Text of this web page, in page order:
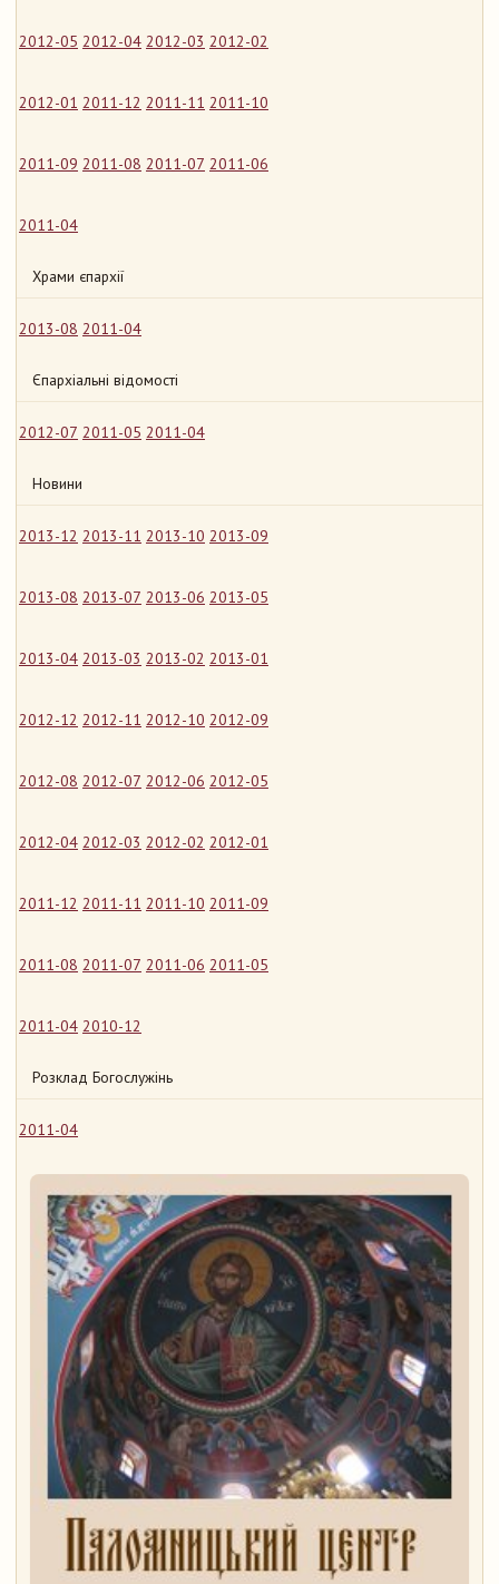
2012-05 2012-04 2012-03 2012-02
2012-01 2011-12 2011-11 2011-10
2011-09 2011-08 2011-07 2011-06
2011-04
Храми єпархії
2013-08 2011-04
Єпархіальні відомості
2012-07 2011-05 2011-04
Новини
2013-12 2013-11 2013-10 2013-09
2013-08 2013-07 2013-06 2013-05
2013-04 2013-03 2013-02 2013-01
2012-12 2012-11 2012-10 2012-09
2012-08 2012-07 2012-06 2012-05
2012-04 2012-03 2012-02 2012-01
2011-12 2011-11 2011-10 2011-09
2011-08 2011-07 2011-06 2011-05
2011-04 2010-12
Розклад Богослужінь
2011-04